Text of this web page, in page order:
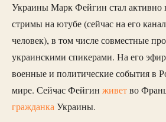
Украины Марк Фейгин стал активно
стримы на ютубе (сейчас на его канал
человек), в том числе совместные
украинскими спикерами. На его
военные и политические события в
мире. Сейчас Фейгин живетво
гражданкаУкраины.